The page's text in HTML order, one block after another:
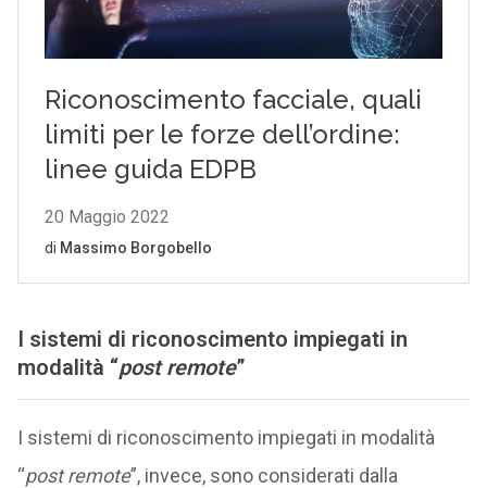
I sistemi di riconoscimento impiegati in
modalità “post remote”
I sistemi di riconoscimento impiegati in modalità
“post remote”, invece, sono considerati dalla